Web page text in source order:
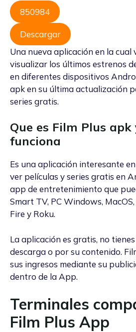
850984
Descargar
Una nueva aplicación en la cual
visualizar los últimos estrenos
en diferentes dispositivos
apk en su última actualización
series gratis.
Que es Film Plus apk
funciona
Es una aplicación interesante
ver películas y series gratis en
app de entretenimiento que
Smart TV, PC Windows,
Fire y Roku.
La aplicación es gratis, no
descarga o por su contenido.
sus ingresos mediante su
dentro de la App.
Terminales
Film Plus App